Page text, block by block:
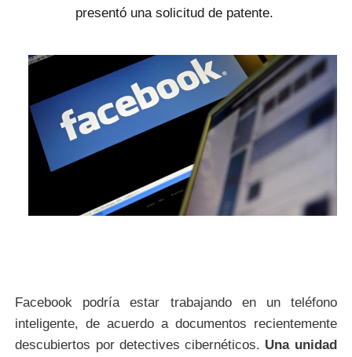
presentó una solicitud de patente.
Facebook podría estar trabajando en un teléfono
inteligente, de acuerdo a documentos recientemente
descubiertos por detectives cibernéticos. Una unidad